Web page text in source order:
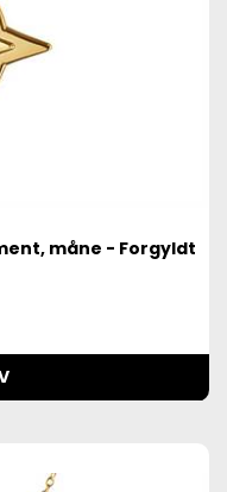
måne - Forgyldt